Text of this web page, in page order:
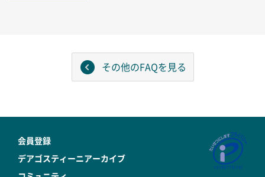
その他のFAQを見る
会員登録
デアゴスティーニアーカイブ